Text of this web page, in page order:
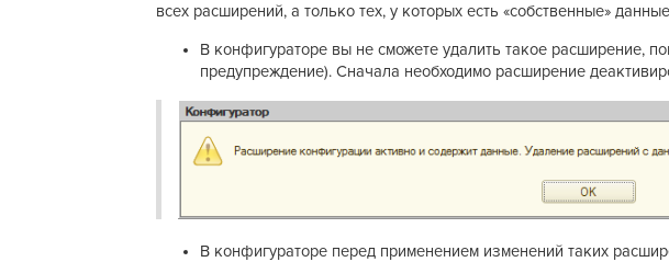
всех расширений, а только тех, у которых есть «собственные»
В конфигураторе вы не сможете удалить такое расширение,
предупреждение). Сначала необходимо расширение
В конфигураторе перед применением изменений таких